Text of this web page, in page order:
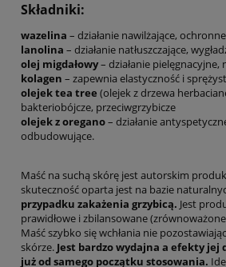
Składniki:
wazelina – działanie nawilżające, ochronne
lanolina – działanie natłuszczające,
olej migdałowy– działanie pielęgnacyjne,
kolagen – zapewnia elastyczność i
olejek tea tree (olejek z drzewa
bakteriobójcze, przeciwgrzybicze
olejek z oregano– działanie
odbudowujące.
Maść na suchą skórę jest autorskim
skuteczność oparta jest na bazie
przypadku zakażenia grzybicą. Jest
prawidłowe i zbilansowane
Maść szybko się wchłania nie
skórze. Jest bardzo wydajna a efekty jej
już od samego początku stosowania.